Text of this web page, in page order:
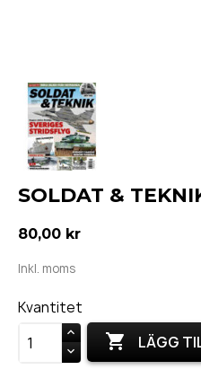
SOLDAT &
80,00 kr
Inkl. moms
Kvantitet
 LÄGG